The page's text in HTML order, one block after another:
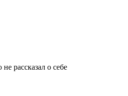
рассказал о себе